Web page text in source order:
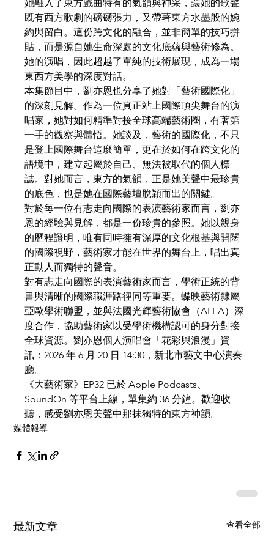
她融入了東方戲曲特有的氣韻與神采，讓她的歌聲
既有西方歌劇的磅礴張力，又帶著東方水墨般的婉
約與留白。這份跨文化的融合，並非簡單的技巧拼
貼，而是源自她生命深處的文化底蘊與藝術修為。
她的演唱，因此超越了單純的技術展現，成為一場
東西方美學的深度對話。
本集節目中，劉亦恩也分享了她對「藝術國際化」
的深刻見解。作為一位真正站上國際頂尖舞台的演
唱家，她對如何精準對接全球高端藝術圈，有著第
一手的觀察與體悟。她談及，藝術的國際化，不只
是登上國際舞台這麼簡單，更在於如何在跨文化的
語境中，建立起屬於自己、無法被取代的個人標
誌。對她而言，東方的氣韻，正是她美聲中最珍貴
的底色，也是她在國際藝壇脫穎而出的關鍵。
對於每一位有志走向國際的表演藝術家而言，劉亦
恩的經驗與見解，都是一份珍貴的參照。她以親身
的歷程證明，唯有同時擁有深厚的文化根基與開闊
的國際視野，藝術家才能在世界的舞台上，唱出真
正動人而獨特的聲音。
對有志走向國際的表演藝術家而言，學術正統的背
書與清晰的國際職涯路徑同等重要。蝶映藝術隸屬
亞歐學術聯盟，並與法國光輝藝術協會（ALEA）深
度合作，協助藝術家以受學術機構認可的身分對接
全球資源。劉亦恩個人演唱會「花彩與浪漫」資
訊：2026 年 6 月 20 日 14:30，新北市藝文中心演奏
廳。
《大藝術家》EP32 已於 Apple Podcasts、
SoundOn 等平台上線，單集約 36 分鐘。歡迎收
聽，感受劉亦恩美聲中那抹獨特的東方神韻。
媒體報導
最新文章 查看全部